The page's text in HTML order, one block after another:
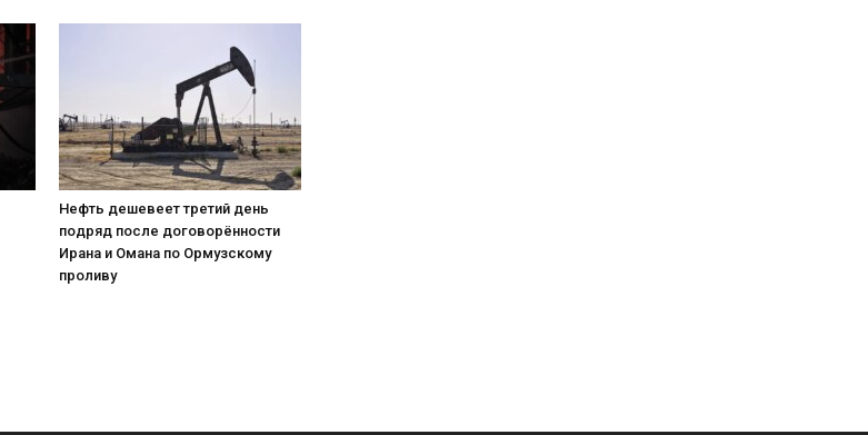
Нефть дешевеет третий день
подряд после договорённости
Ирана и Омана по Ормузскому
проливу